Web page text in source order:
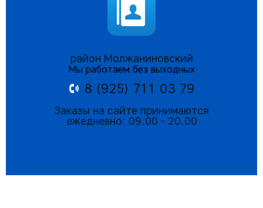
район Молжаниновский
Мы работаем без выходных
8 (925) 711 03 79
Заказы на сайте принимаются
ежедневно: 09.00 - 20.00